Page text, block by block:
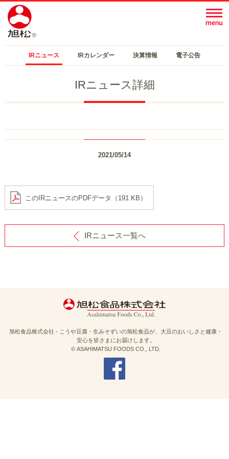
IRニュース IRカレンダー 決算情報 電子公告
IRニュース詳細
2021/05/14
このIRニュースのPDFデータ（191 KB）
IRニュース一覧へ
旭松食品株式会社 - こうや豆腐・生みそずいの旭松食品が、大豆のおいしさと健康・
安心を皆さまにお届けします。
© ASAHIMATSU FOODS CO., LTD.